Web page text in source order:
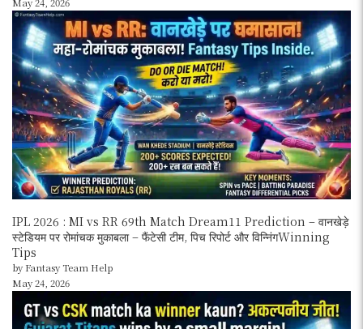
IPL 2026 : MI vs RR 69th Match Dream11 Prediction – वानखेड़े
स्टेडियम पर रोमांचक मुकाबला – फैंटेसी टीम, पिच रिपोर्ट और विन्निंगWinning
Tips
by Fantasy Team Help
May 24, 2026